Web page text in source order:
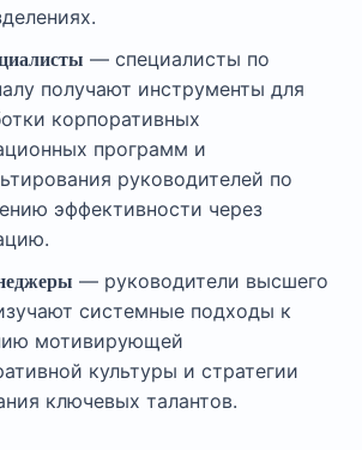
— специалисты по
получают инструменты для
корпоративных
программ и
руководителей по
эффективности через
— руководители высшего
системные подходы к
мотивирующей
культуры и стратегии
ключевых талантов.